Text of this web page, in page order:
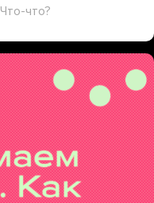
Что-что?